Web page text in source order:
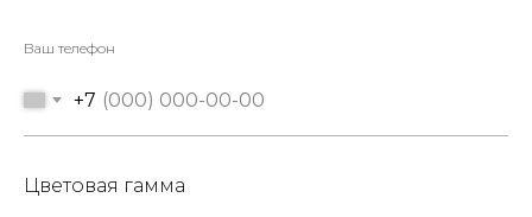
Ваш телефон
+7
Цветовая гамма